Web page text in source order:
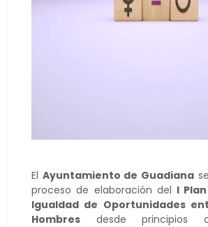
El Ayuntamiento de Guadiana
proceso de elaboración del I
Igualdad de Oportunidades
Hombresdesde principios